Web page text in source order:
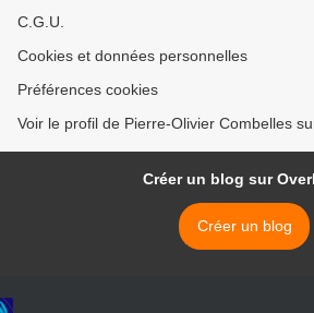
C.G.U.
Cookies et données personnelles
Préférences cookies
Voir le profil de Pierre-Olivier Combelles
Créer un blog sur
Créer un blog